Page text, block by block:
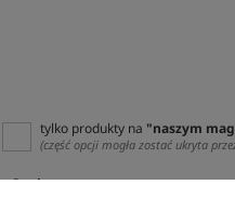
tylko produkty na "naszym
(część opcji mogła zostać ukryta
Opcja